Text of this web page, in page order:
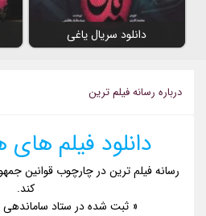
دانلود سریال یاغی
درباره رسانه فیلم ترین
دانلود فیلم
رسانه فیلم ترین در چارچوب قوانین
کند.
« ثبت شده در ستاد ساماندهی